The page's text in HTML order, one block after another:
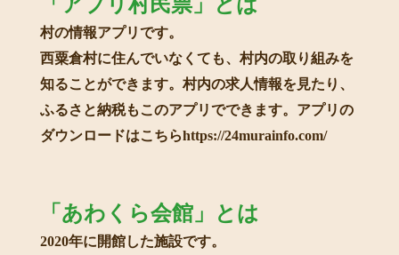
村の情報アプリです。
西粟倉村に住んでいなくても、村内の取り組みを
知ることができます。村内の求人情報を見たり、
ふるさと納税もこのアプリでできます。アプリの
ダウンロードはこちらhttps://24murainfo.com/
「あわくら会館」とは
2020年に開館した施設です。